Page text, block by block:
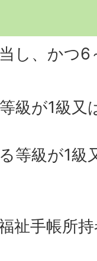
し、かつ
級が1級又
等級が1級
祉手帳所